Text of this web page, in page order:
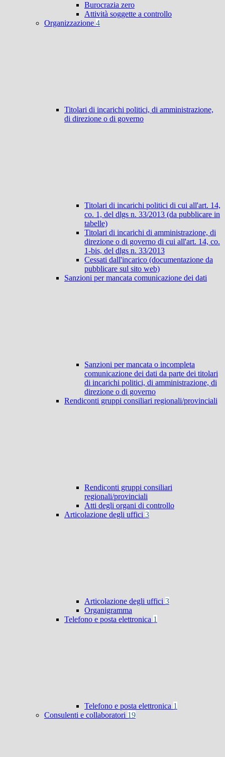
Burocrazia zero
Attività soggette a controllo
Organizzazione 4
Titolari di incarichi politici, di amministrazione,
di direzione o di governo
Titolari di incarichi politici di cui all'art. 14,
co. 1, del dlgs n. 33/2013 (da pubblicare in
tabelle)
Titolari di incarichi di amministrazione, di
direzione o di governo di cui all'art. 14, co.
1-bis, del dlgs n. 33/2013
Cessati dall'incarico (documentazione da
pubblicare sul sito web)
Sanzioni per mancata comunicazione dei dati
Sanzioni per mancata o incompleta
comunicazione dei dati da parte dei titolari
di incarichi politici, di amministrazione, di
direzione o di governo
Rendiconti gruppi consiliari regionali/provinciali
Rendiconti gruppi consiliari
regionali/provinciali
Atti degli organi di controllo
Articolazione degli uffici 3
Articolazione degli uffici 3
Organigramma
Telefono e posta elettronica 1
Telefono e posta elettronica 1
Consulenti e collaboratori 19